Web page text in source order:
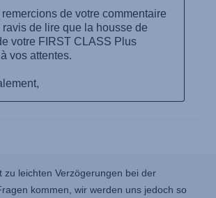
zu leichten Verzögerungen bei der
kommen, wir werden uns jedoch so